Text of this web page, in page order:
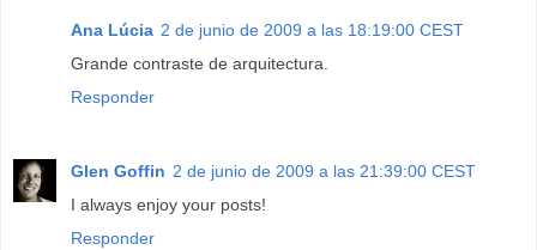
Ana Lúcia 2 de junio de 2009 a las 18:19:00 CEST
Grande contraste de arquitectura.
Responder
Glen Goffin 2 de junio de 2009 a las 21:39:00 CEST
I always enjoy your posts!
Responder